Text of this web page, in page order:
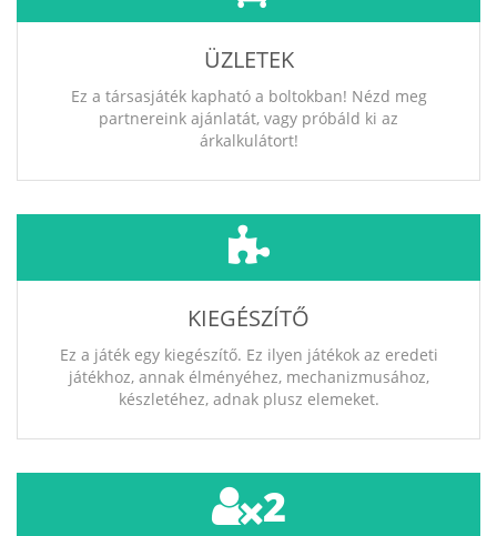
ÜZLETEK
Ez a társasjáték kapható a boltokban! Nézd meg
partnereink ajánlatát, vagy próbáld ki az
árkalkulátort!
KIEGÉSZÍTŐ
Ez a játék egy kiegészítő. Ez ilyen játékok az eredeti
játékhoz, annak élményéhez, mechanizmusához,
készletéhez, adnak plusz elemeket.
2